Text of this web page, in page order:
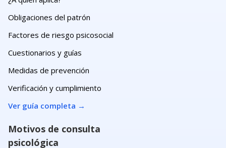
Obligaciones del patrón
Factores de riesgo psicosocial
Cuestionarios y guías
Medidas de prevención
Verificación y cumplimiento
Ver guía completa →
Motivos de consulta
psicológica